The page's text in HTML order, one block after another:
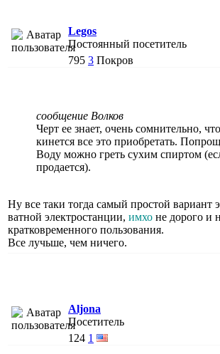
Legos
Постоянный посетитель
795 3 Покров
сообщение Волков
Черт ее знает, очень сомнительно,
кинется все это приобретать.
Воду можно греть сухим спиртом
продается).
Ну все таки тогда самый простой вариант
ватной электростанции, имхо не дорого и
кратковременного пользования.
Все лучьше, чем ничего.
Aljona
Посетитель
124 1